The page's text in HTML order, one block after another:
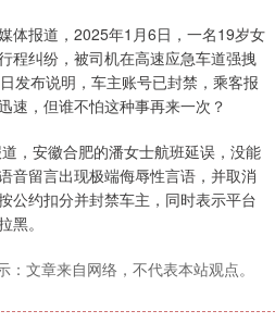
体报道，2025年1月6日，一名19岁女
程纠纷，被司机在高速应急车道强拽
发布说明，车主账号已封禁，乘客报
速，但谁不怕这种事再来一次？
，安徽合肥的潘女士航班延误，没能
音留言出现极端侮辱性言语，并取消
公约扣分并封禁车主，同时表示平台
。
：文章来自网络，不代表本站观点。